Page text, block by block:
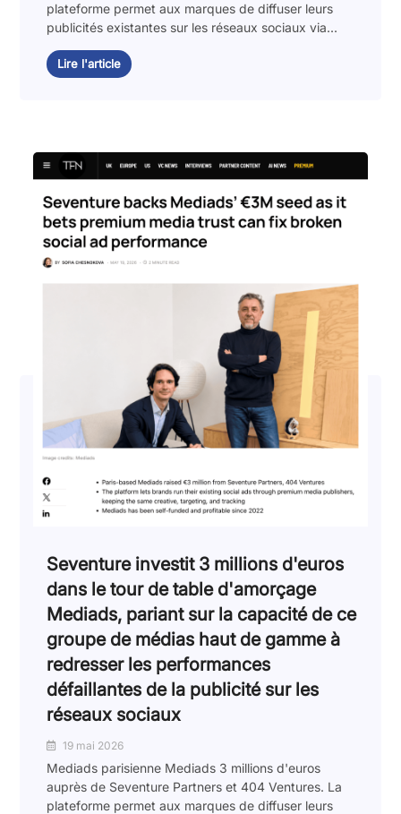
plateforme permet aux marques de diffuser leurs
publicités existantes sur les réseaux sociaux via...
Lire l'article
Seventure investit 3 millions d'euros
dans le tour de table d'amorçage
Mediads, pariant sur la capacité de ce
groupe de médias haut de gamme à
redresser les performances
défaillantes de la publicité sur les
réseaux sociaux
19 mai 2026
Mediads parisienne Mediads 3 millions d'euros
auprès de Seventure Partners et 404 Ventures. La
plateforme permet aux marques de diffuser leurs